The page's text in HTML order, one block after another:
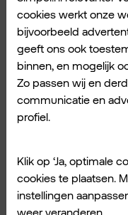
Voor veel
keuzes niet
Niet alleen om
omdat
niet meer
SQL Server
Office LTSC
Windows
cookies werkt onze
bijvoorbeeld
geeft ons ook
binnen, en mogelijk
Zo passen wij en
communicatie en
profiel.
Klik op ‘Ja, optimale
cookies te plaatsen.
instellingen